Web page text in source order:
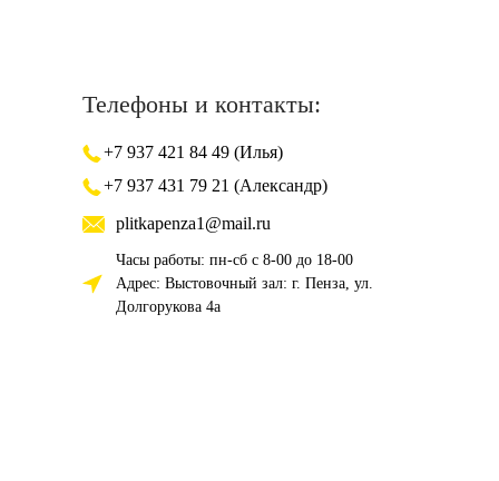
Телефоны и контакты:
+7 937 421 84 49 (Илья)
+7 937 431 79 21 (Александр)
plitkapenza1@mail.ru
Часы работы: пн-сб с 8-00 до 18-00
Адрес: Выстовочный зал: г. Пенза, ул.
Долгорукова 4а